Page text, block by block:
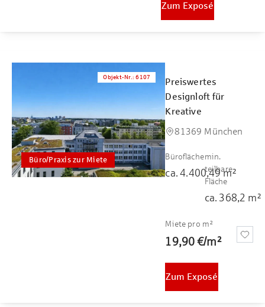
Zum Exposé
Büro/Praxis zur Miete
Objekt-Nr. :6107
Preiswertes
Designloft für
Kreative
81369 München
Bürofläche
ca. 4.400,49m²
min.
teilbare
Fläche
ca. 368,2 m²
Miete pro m²
19,90 €/m²
Zum Exposé